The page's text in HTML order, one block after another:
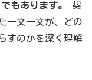
もあります。
契
一文一文が、どの
すのかを深く理解